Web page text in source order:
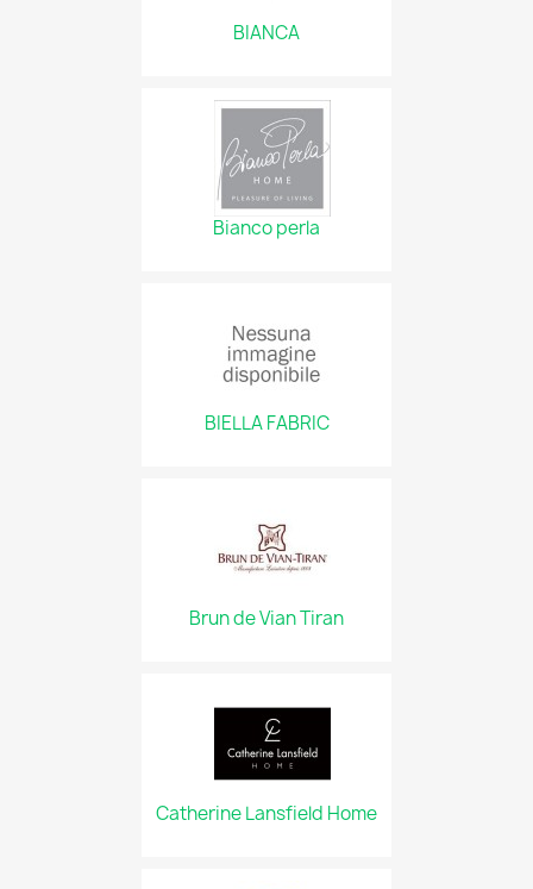
BIANCA
Bianco perla
BIELLA FABRIC
Brun de Vian Tiran
Catherine Lansfield Home